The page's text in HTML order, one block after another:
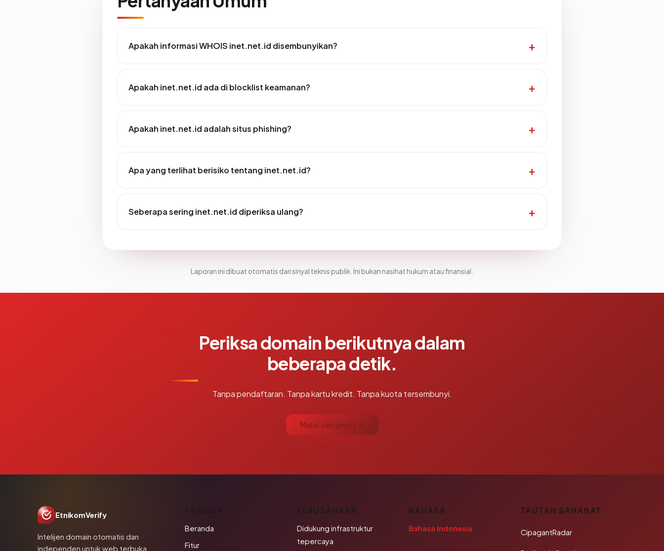
Apakah informasi WHOIS inet.net.id disembunyikan?
Apakah inet.net.id ada di blocklist keamanan?
Apakah inet.net.id adalah situs phishing?
Apa yang terlihat berisiko tentang inet.net.id?
Seberapa sering inet.net.id diperiksa ulang?
Laporan ini dibuat otomatis dari sinyal teknis publik. Ini bukan nasihat hukum atau finansial.
Periksa domain berikutnya dalam
beberapa detik.
Tanpa pendaftaran. Tanpa kartu kredit. Tanpa kuota tersembunyi.
Mulai cek gratis →
EtnikomVerify
Intelijen domain otomatis dan
independen untuk web terbuka.
PRODUK
Beranda
Fitur
PERUSAHAAN
Didukung infrastruktur
tepercaya
BAHASA
Bahasa Indonesia
TAUTAN SAHABAT
CipagantRadar